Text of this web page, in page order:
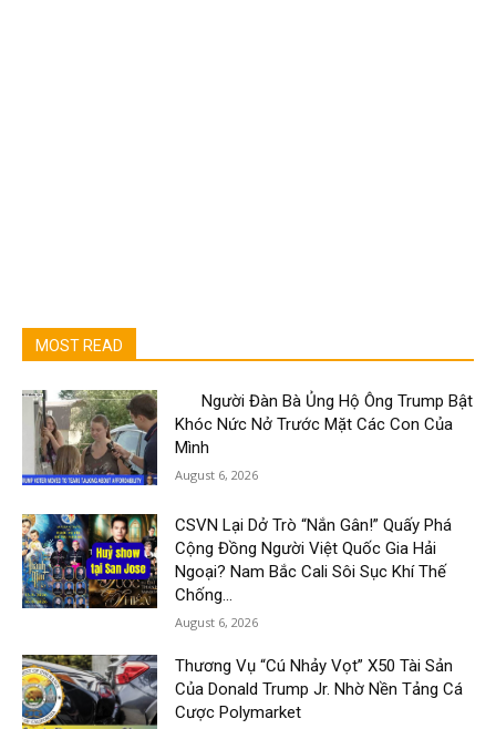
MOST READ
Người Đàn Bà Ủng Hộ Ông Trump Bật
Khóc Nức Nở Trước Mặt Các Con Của
Mình
August 6, 2026
CSVN Lại Dở Trò “Nắn Gân!” Quấy Phá
Cộng Đồng Người Việt Quốc Gia Hải
Ngoại? Nam Bắc Cali Sôi Sục Khí Thế
Chống...
August 6, 2026
Thương Vụ “Cú Nhảy Vọt” X50 Tài Sản
Của Donald Trump Jr. Nhờ Nền Tảng Cá
Cược Polymarket